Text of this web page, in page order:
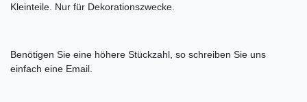
Kleinteile. Nur für Dekorationszwecke.
Benötigen Sie eine höhere Stückzahl, so schreiben Sie uns
einfach eine Email.